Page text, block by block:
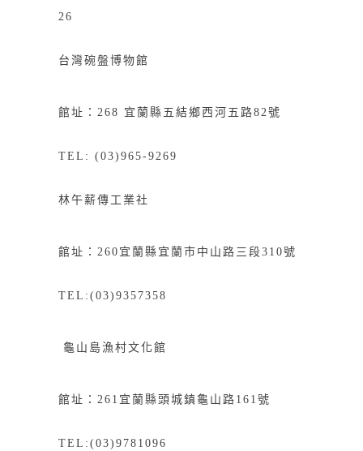
26
台灣碗盤博物館
館址：268 宜 蘭縣五結鄉西河五路82號
TEL: (03)965-9269
林午薪傳工業社
館址： 260 宜蘭縣宜蘭市中山路三段310號
TEL:(03)9357358
龜山島漁村文化館
館址： 261 宜蘭縣頭城鎮龜山路 161 號
TEL:(03)9781096